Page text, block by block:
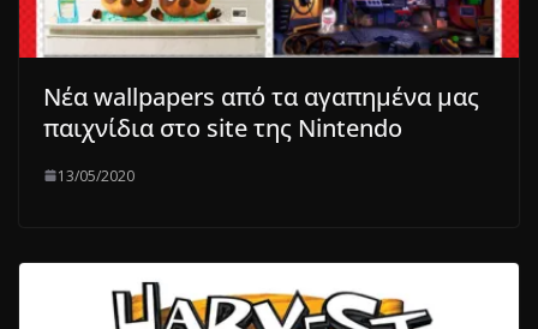
Νέα wallpapers από τα αγαπημένα μας
παιχνίδια στο site της Nintendo
13/05/2020